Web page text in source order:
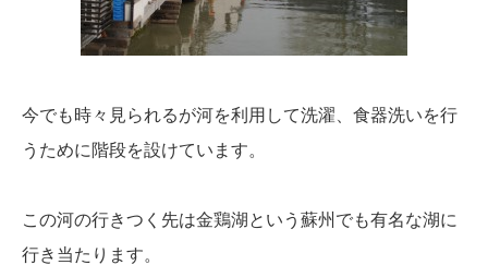
今でも時々見られるが河を利用して洗濯、食器洗いを行
うために階段を設けています。
この河の行きつく先は金鶏湖という蘇州でも有名な湖に
行き当たります。